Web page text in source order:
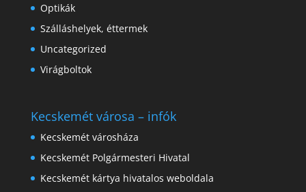
Optikák
Szálláshelyek, éttermek
Uncategorized
Virágboltok
Kecskemét városa – infók
Kecskemét városháza
Kecskemét Polgármesteri Hivatal
Kecskemét kártya hivatalos weboldala